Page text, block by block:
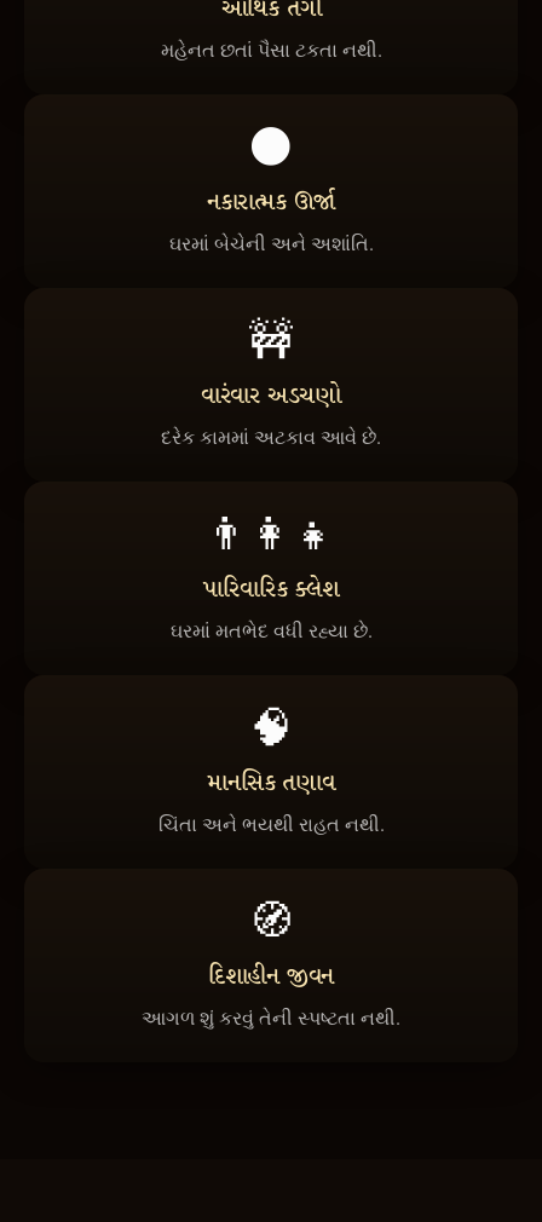
આર્થિક તંગી
મહેનત છતાં પૈસા ટકતા નથી.
🌑
નકારાત્મક ઊર્જા
ઘરમાં બેચેની અને અશાંતિ.
🚧
વારંવાર અડચણો
દરેક કામમાં અટકાવ આવે છે.
👨‍👩‍👧
પારિવારિક ક્લેશ
ઘરમાં મતભેદ વધી રહ્યા છે.
🧠
માનસિક તણાવ
ચિંતા અને ભયથી રાહત નથી.
🧭
દિશાહીન જીવન
આગળ શું કરવું તેની સ્પષ્ટતા નથી.